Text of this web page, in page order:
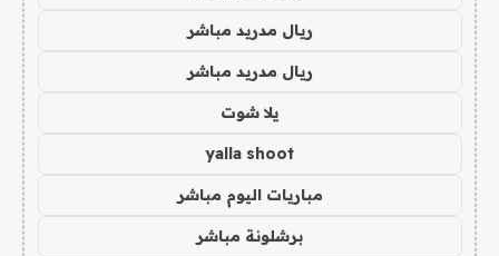
ريال مدريد مباشر
ريال مدريد مباشر
يلا شوت
yalla shoot
مباريات اليوم مباشر
برشلونة مباشر